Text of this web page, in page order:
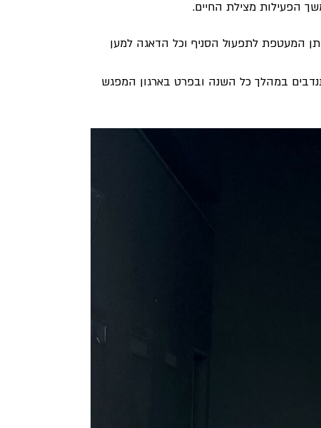
הפעילות מצילת החיים.
המעטפת לתפעול הסניף וכל הדאגה למען
במהלך כל השנה ובפרט בארגון המפגש